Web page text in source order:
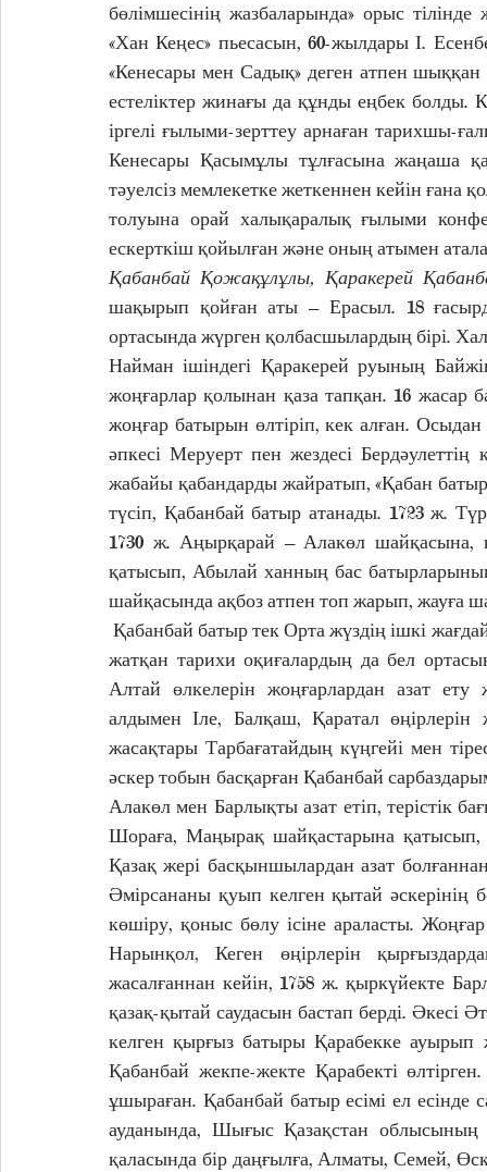
бөлімшесінің жазбаларында» орыс
«Хан Кеңес» пьесасын, 60-жылдары І.
«Кенесары мен Садық» деген атпен
естеліктер жинағы да құнды еңбек болды.
іргелі ғылыми-зерттеу арнаған тарихшы-
Кенесары Қасымұлы тұлғасына жаңаша
тәуелсіз мемлекетке жеткеннен кейін ғана
толуына орай халықаралық ғылыми
ескерткіш қойылған және оның атымен
Қабанбай Қожақұлұлы, Қаракерей
шақырып қойған аты – Ерасыл. 18
ортасында жүрген қолбасшылардың бірі.
Найман ішіндегі Қаракерей руының
жоңғарлар қолынан қаза тапқан. 16 жасар
жоңғар батырын өлтіріп, кек алған.
әпкесі Меруерт пен жездесі
жабайы қабандарды жайратып, «Қабан
түсіп, Қабанбай батыр атанады. 1723 ж.
1730 ж. Аңырқарай – Алакөл шайқасына,
қатысып, Абылай ханның бас
шайқасында ақбоз атпен топ жарып, жауға
Қабанбай батыр тек Орта жүздің ішкі жағдайларына ықпал етіп қана қоймай, Кіші жүзде болып
жатқан тарихи оқиғалардың да бел
Алтай өлкелерін жоңғарлардан азат ету
алдымен Іле, Балқаш, Қаратал өңірлерін
жасақтары Тарбағатайдың күңгейі мен
әскер тобын басқарған Қабанбай
Алакөл мен Барлықты азат етіп, терістік
Шораға, Маңырақ шайқастарына қатысып,
Қазақ жері басқыншылардан азат
Әмірсананы қуып келген қытай әскерінің
көшіру, қоныс бөлу ісіне араласты.
Нарынқол, Кеген өңірлерін
жасалғаннан кейін, 1758 ж. қыркүйекте
қазақ-қытай саудасын бастап берді. Әкесі
келген қырғыз батыры Қарабекке
Қабанбай жекпе-жекте Қарабекті
ұшыраған. Қабанбай батыр есімі ел
ауданында, Шығыс Қазақстан
қаласында бір даңғылға, Алматы, Семей,